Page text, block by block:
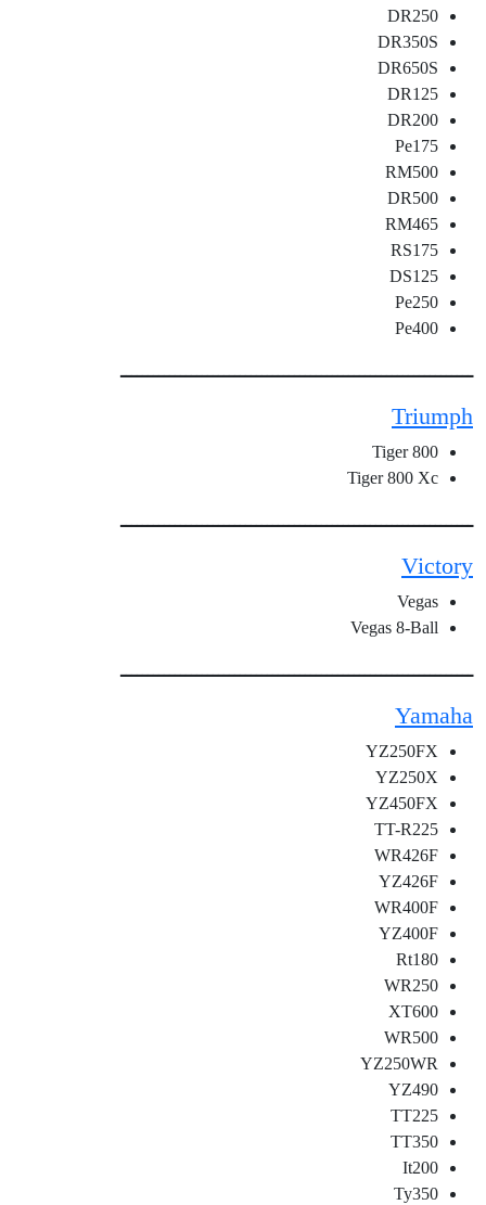
DR250
DR350S
DR650S
DR125
DR200
Pe175
RM500
DR500
RM465
RS175
DS125
Pe250
Pe400
ـــــــــــــــــــــــــــــــــــــــــــــــــــــــــــــــــ
Triumph
Tiger 800
Tiger 800 Xc
ـــــــــــــــــــــــــــــــــــــــــــــــــــــــــــــــــ
Victory
Vegas
Vegas 8-Ball
ـــــــــــــــــــــــــــــــــــــــــــــــــــــــــــــــــ
Yamaha
YZ250FX
YZ250X
YZ450FX
TT-R225
WR426F
YZ426F
WR400F
YZ400F
Rt180
WR250
XT600
WR500
YZ250WR
YZ490
TT225
TT350
It200
Ty350